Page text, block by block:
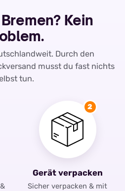
Kein
Durch den
musst du fast nichts
tun.
2
Gerät verpacken
Sicher verpacken & mit